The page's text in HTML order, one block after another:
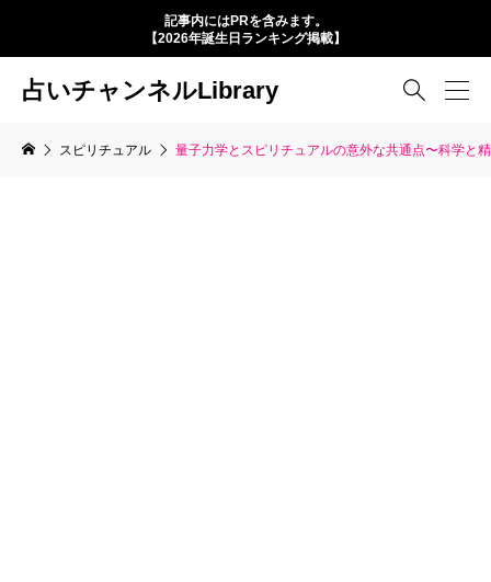
記事内にはPRを含みます。
【2026年誕生日ランキング掲載】
占いチャンネルLibrary 
スピリチュアル 量子力学とスピリチュアルの意外な共通点〜科学と